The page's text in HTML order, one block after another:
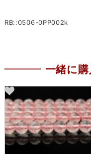
RB::0506-0PP002k
一緒に